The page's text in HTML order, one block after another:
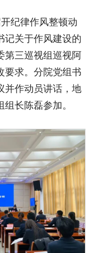
纪律作风整顿动
记关于作风建设的
第三巡视组巡视阿
要求。分院党组书
并作动员讲话，地
长陈磊参加。